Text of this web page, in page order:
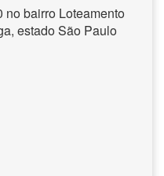
bairro Loteamento
estado São Paulo